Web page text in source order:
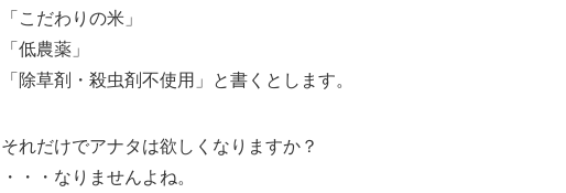
「こだわりの米」
「低農薬」
「除草剤・殺虫剤不使用」と書くとします。
それだけでアナタは欲しくなりますか？
・・・なりませんよね。